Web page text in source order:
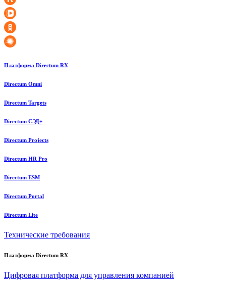
Платформа Directum RX
Directum Omni
Directum Targets
Directum СЭД+
Directum Projects
Directum HR Pro
Directum ESM
Directum Portal
Directum Lite
Технические требования
Платформа Directum RX
Цифровая платформа для управления компанией